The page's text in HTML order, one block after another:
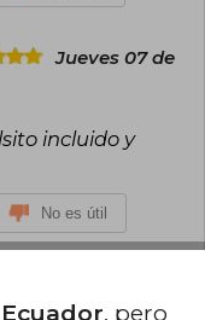
Jueves 07 de
incluido y
No es útil
, pero